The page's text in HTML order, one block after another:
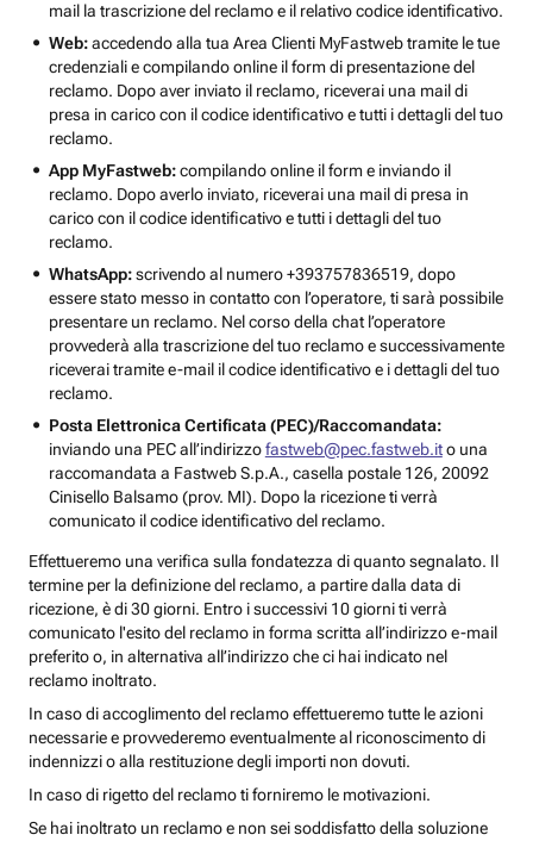
mail la trascrizione del reclamo e il relativo codice identificativo.
Web:accedendo alla tua Area Clienti MyFastweb tramite le tue
credenziali e compilando online il form di presentazione del
reclamo. Dopo aver inviato il reclamo, riceverai una mail di
presa in carico con il codice identificativo e tutti i dettagli del tuo
reclamo.
App MyFastweb:compilando online il form e inviando il
reclamo. Dopo averlo inviato, riceverai una mail di presa in
carico con il codice identificativo e tutti i dettagli del tuo
reclamo.
WhatsApp:scrivendo al numero +393757836519, dopo
essere stato messo in contatto con l’operatore, ti sarà possibile
presentare un reclamo. Nel corso della chat l’operatore
provvederà alla trascrizione del tuo reclamo e successivamente
riceverai tramite e-mail il codice identificativo e i dettagli del tuo
reclamo.
Posta Elettronica Certificata (PEC)/Raccomandata:
inviando una PEC all’indirizzofastweb@pec.fastweb.ito una
raccomandata a Fastweb S.p.A., casella postale 126, 20092
Cinisello Balsamo (prov. MI). Dopo la ricezione ti verrà
comunicato il codice identificativo del reclamo.
Effettueremo una verifica sulla fondatezza di quanto segnalato. Il
termine per la definizione del reclamo, a partire dalla data di
ricezione, è di 30 giorni. Entro i successivi 10 giorni ti verrà
comunicato l'esito del reclamo in forma scritta all’indirizzo e-mail
preferito o, in alternativa all’indirizzo che ci hai indicato nel
reclamo inoltrato.
In caso di accoglimento del reclamo effettueremo tutte le azioni
necessarie e provvederemo eventualmente al riconoscimento di
indennizzi o alla restituzione degli importi non dovuti.
In caso di rigetto del reclamo ti forniremo le motivazioni.
Se hai inoltrato un reclamo e non sei soddisfatto della soluzione